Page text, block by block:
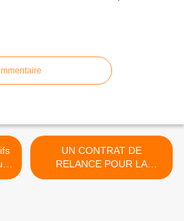
UN CONTRAT DE
RELANCE POUR LA
TRANSITION